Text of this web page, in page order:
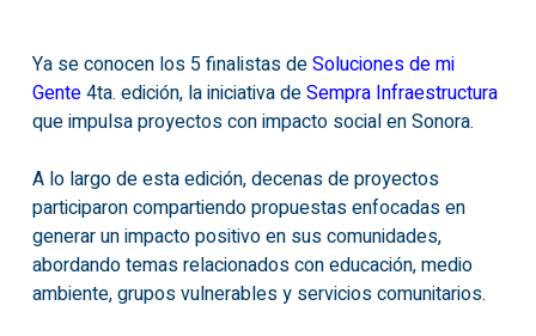
Ya se conocen los 5 finalistas deSoluciones de mi
Gente4ta. edición, la iniciativa deSempra Infraestructura
que impulsa proyectos con impacto social en Sonora.
A lo largo de esta edición, decenas de proyectos
participaron compartiendo propuestas enfocadas en
generar un impacto positivo en sus comunidades,
abordando temas relacionados con educación, medio
ambiente, grupos vulnerables y servicios comunitarios.